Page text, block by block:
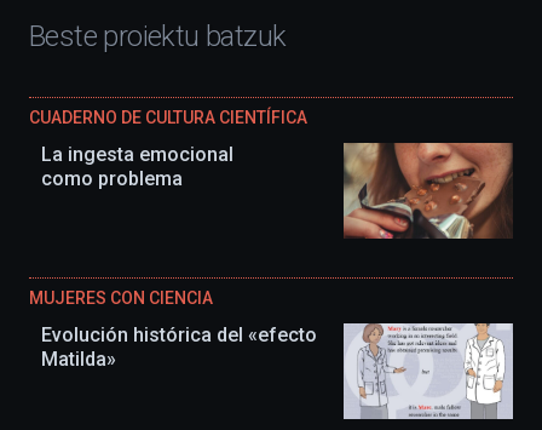
Beste proiektu batzuk
CUADERNO DE CULTURA CIENTÍFICA
La ingesta emocional
como problema
MUJERES CON CIENCIA
Evolución histórica del «efecto
Matilda»